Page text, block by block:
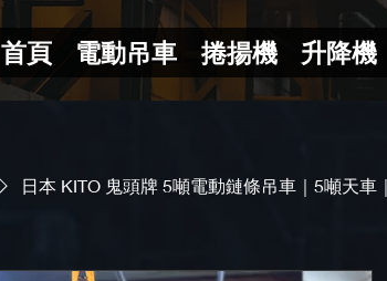
首頁 電動吊車 捲揚機 升降機
日本 KITO 鬼頭牌 5噸電動鏈條吊車｜5噸天